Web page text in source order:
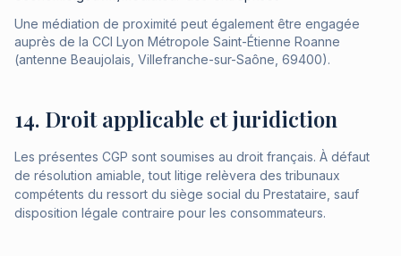
Une médiation de proximité peut également être engagée
auprès de la CCI Lyon Métropole Saint-Étienne Roanne
(antenne Beaujolais, Villefranche-sur-Saône, 69400).
14. Droit applicable et juridiction
Les présentes CGP sont soumises au droit français. À défaut
de résolution amiable, tout litige relèvera des tribunaux
compétents du ressort du siège social du Prestataire, sauf
disposition légale contraire pour les consommateurs.